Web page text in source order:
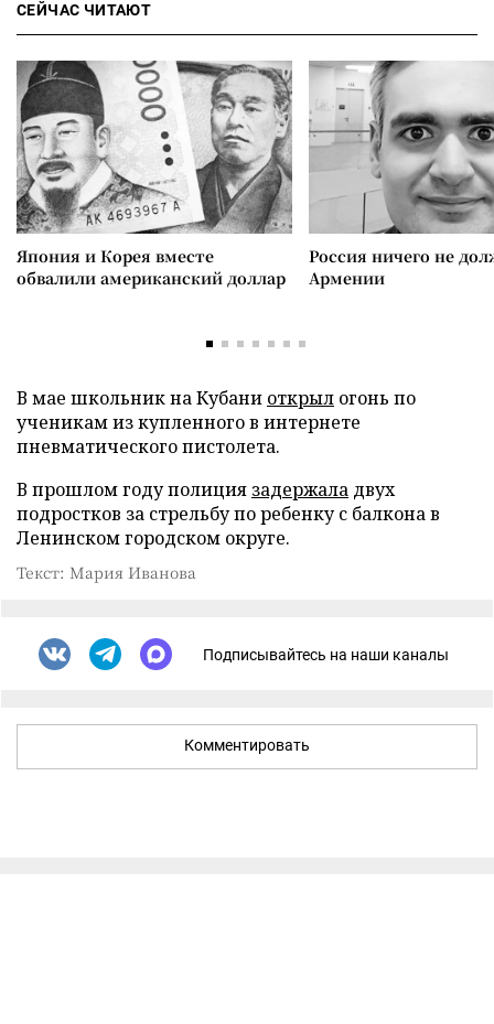
СЕЙЧАС ЧИТАЮТ
Япония и Корея вместе
обвалили американский доллар
Россия ничего не
Армении
В мае школьник на Кубани открыл огонь по
ученикам из купленного в интернете
пневматического пистолета.
В прошлом году полиция задержала двух
подростков за стрельбу по ребенку с балкона в
Ленинском городском округе.
Текст: Мария Иванова
Подписывайтесь на наши каналы
Комментировать